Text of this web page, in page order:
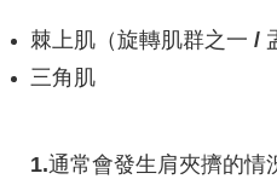
棘上肌（旋轉肌群之一 /
三角肌
1.通常會發生肩夾擠的情